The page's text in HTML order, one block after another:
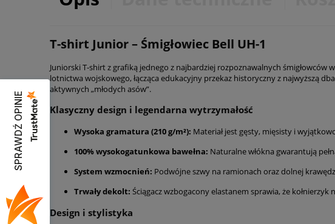
T-shirt Junior – Śmigłowiec Bell UH-1
Juniorski T-shirt z grafiką jednego z najbardziej rozpoznawalnych śmigłowców
lotnictwa wojskowego, łącząca edukacyjny przekaz historyczny z najwyższą
aktywnych „młodych asów”.
Klasyczny design i legendarna wytrzymałość
Wysoka gramatura (210 g/m²): Materiał jest gęsty, mięsisty i
100% wysokogatunkowa bawełna: Naturalne włókna gwarantują
System wzmocnień: Podwójne szwy na ramionach oraz dolnej
Trwały dekolt: Ściągacz wzbogacony elastanem sprawia, że
Design i stylistyka
SPRAWDŹ OPINIE